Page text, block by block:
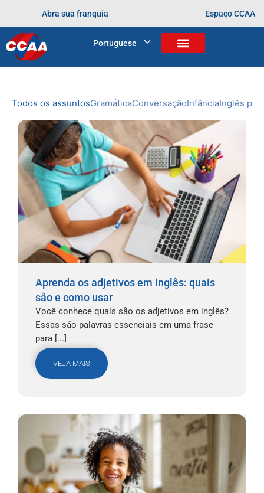
Abra sua franquia Espaço CCAA
Portuguese
Home > aprendendo desde cedo
Todos os assuntosGramáticaConversaçãoInfânciaInglês
Aprenda os adjetivos em inglês: quais
são e como usar
Você conhece quais são os adjetivos em inglês?
Essas são palavras essenciais em uma frase
para [...]
VEJA MAIS